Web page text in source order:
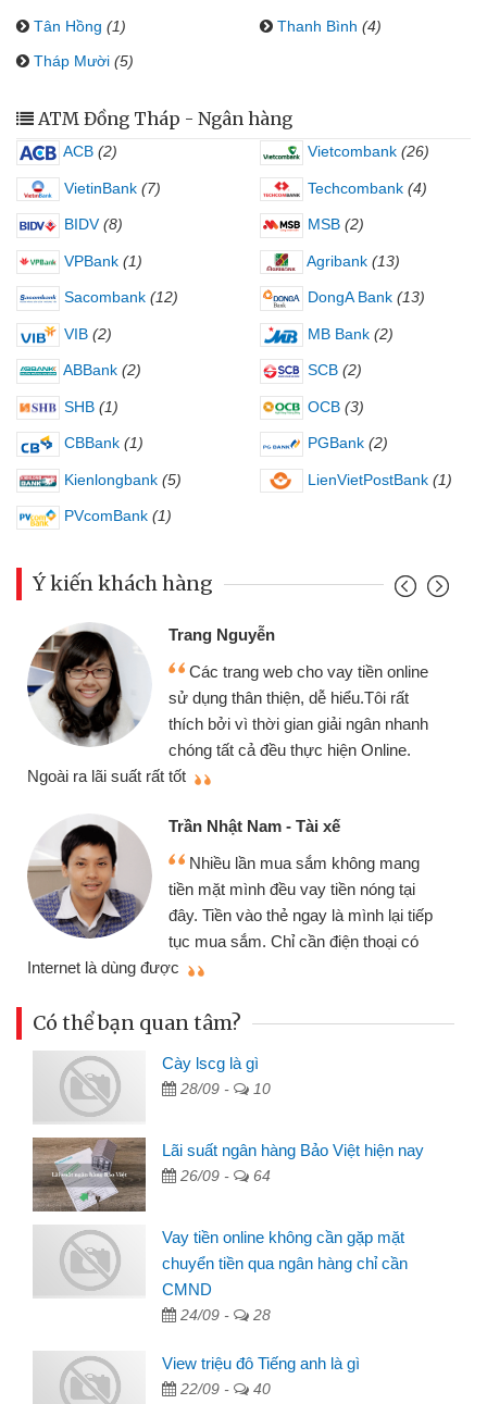
Tân Hồng (1) Thanh Bình (4)
Tháp Mười (5)
ATM Đồng Tháp - Ngân hàng
ACB (2) Vietcombank (26)
VietinBank (7) Techcombank (4)
BIDV (8) MSB (2)
VPBank (1) Agribank (13)
Sacombank (12) DongA Bank (13)
VIB (2) MB Bank (2)
ABBank (2) SCB (2)
SHB (1) OCB (3)
CBBank (1) PGBank (2)
Kienlongbank (5) LienVietPostBank (1)
PVcomBank (1)
Ý kiến khách hàng
trang web cho vay tiền online
thân thiện, dễ hiểu.Tôi rất
vì thời gian giải ngân nhanh
cả đều thực hiện Online.
Nam - Tài xế
lần mua sắm không mang
mình đều vay tiền nóng tại
vào thẻ ngay là mình lại tiếp
sắm. Chỉ cần điện thoại có
chiếc xe
nhiều lúc
đến website
đã giải
Có thể bạn quan tâm?
Cày lscg là gì
28/09 - 10
Lãi suất ngân hàng Bảo Việt hiện nay
26/09 - 64
Vay tiền online không cần gặp mặt
chuyển tiền qua ngân hàng chỉ cần
CMND
24/09 - 28
View triệu đô Tiếng anh là gì
22/09 - 40